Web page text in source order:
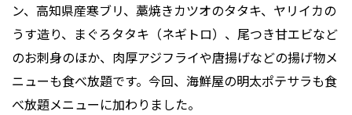
ン、高知県産寒ブリ、藁焼きカツオのタタキ、ヤリイカの
うす造り、まぐろタタキ（ネギトロ）、尾つき甘エビなど
のお刺身のほか、肉厚アジフライや唐揚げなどの揚げ物メ
ニューも食べ放題です。今回、海鮮屋の明太ポテサラも食
べ放題メニューに加わりました。